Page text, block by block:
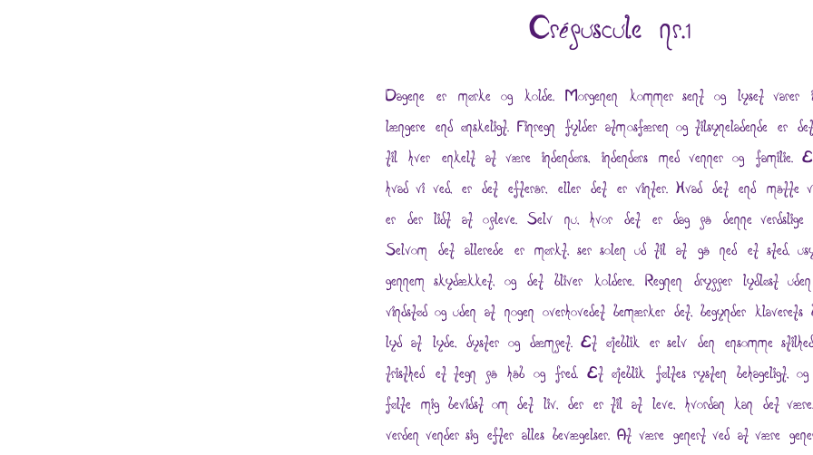
Crépuscule nr.1
Dagene er mørke og kolde. Morgenen kommer sent og lyset varer
længere end ønskeligt. Finregn fylder atmosfæren og tilsyneladende er
til hver enkelt at være indendørs, indendørs med venner og familie.
hvad vi ved, er det efterår, eller det er vinter. Hvad det end måtte
er der lidt at opleve. Selv nu, hvor det er dag på denne verdslige
Selvom det allerede er mørkt, ser solen ud til at gå ned et sted,
gennem skydækket, og det bliver koldere. Regnen drypper lydløst
vindstød og uden at nogen overhovedet bemærker det, begynder klaverets
lyd at lyde, dyster og dæmpet. Et øjeblik er selv den ensomme
tristhed et tegn på håb og fred. Et øjeblik føltes rysten behageligt,
følte mig bevidst om det liv, der er til at leve, hvordan kan det
verden vender sig efter alles bevægelser. At være genert ved at være